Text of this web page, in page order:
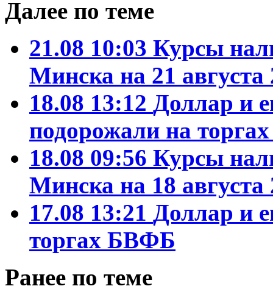
Далее по теме
21.08 10:03 Курсы
Минска на 21 августа
18.08 13:12 Доллар и
подорожали на
18.08 09:56 Курсы
Минска на 18 августа
17.08 13:21 Доллар и
торгах БВФБ
Ранее по теме